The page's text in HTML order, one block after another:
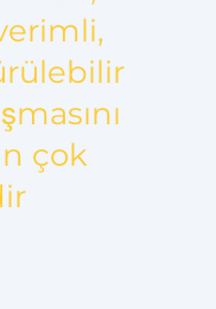
çok